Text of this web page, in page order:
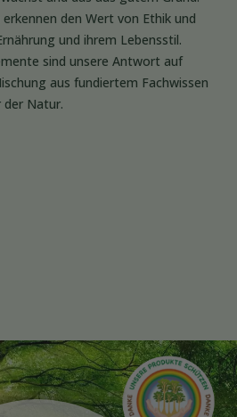
den Wert von Ethik und
und ihrem Lebensstil.
sind unsere Antwort auf
aus fundiertem Fachwissen
Natur.